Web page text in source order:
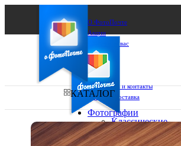
О ФотоПочте
Акции
Сделаем за вас
Бизнесу
FAQ
Франшиза
Поддержка и контакты
Оплата и доставка
Ваш город:
КАТАЛОГ
Фотографии
Классические
фото
10х10